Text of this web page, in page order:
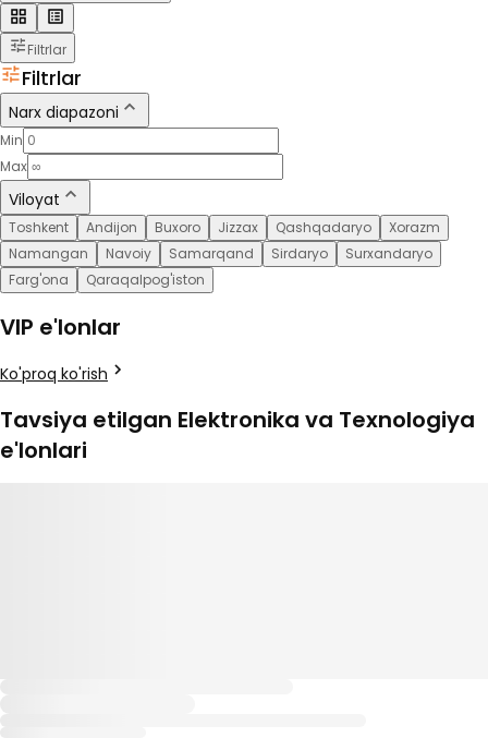
Filtrlar
Filtrlar
Narx diapazoni
Min
Max
Viloyat
Toshkent Andijon Buxoro Jizzax Qashqadaryo
Xorazm
Namangan
Navoiy Samarqand Sirdaryo
Surxandaryo
Farg'ona
Qaraqalpog'iston
VIP e'lonlar
Ko'proq ko'rish
Tavsiya etilgan Elektronika va Texnologiya
e'lonlari